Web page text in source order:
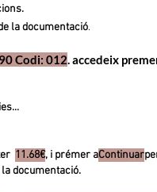
.
la documentació.
Codi: 012. accedeix
11.68€, i prémer aContinuar
documentació.